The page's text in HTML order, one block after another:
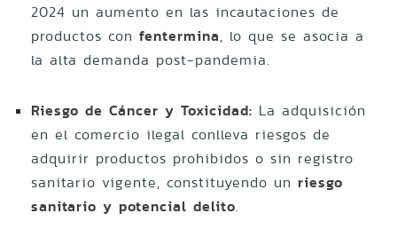
2024 un aumento en las incautaciones de
productos con fentermina, lo que se asocia a
la alta demanda post-pandemia.
Riesgo de Cáncer y Toxicidad: La adquisición
en el comercio ilegal conlleva riesgos de
adquirir productos prohibidos o sin registro
sanitario vigente, constituyendo un riesgo
sanitario y potencial delito.